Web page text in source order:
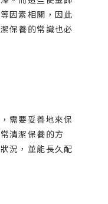
因素相關，因此
保養的常識也必
需要妥善地來保
清潔保養的方
況，並能長久配